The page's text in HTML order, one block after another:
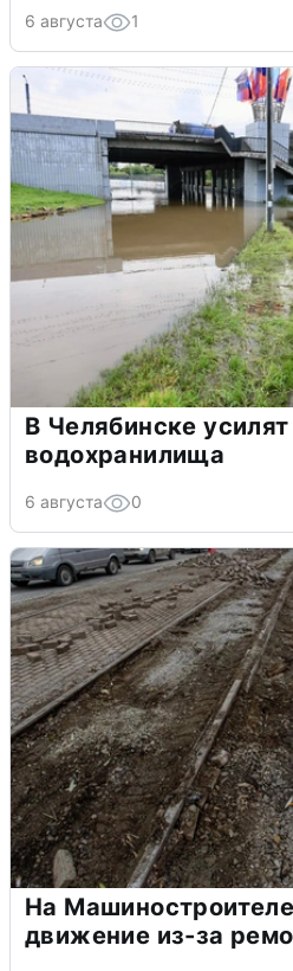
6 августа 1
В Челябинске
водохранилища
6 августа 0
На
движение из-за